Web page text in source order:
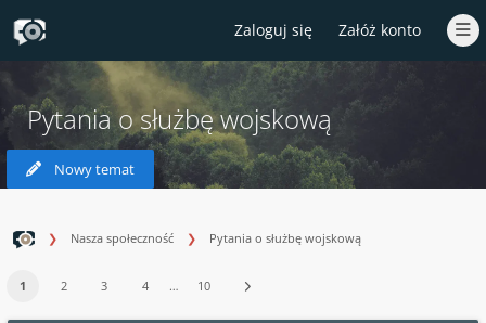
Zaloguj się Załóż konto
Pytania o służbę wojskową
Nowy temat
Nasza społeczność Pytania o służbę wojskową
1 2 3 4 … 10